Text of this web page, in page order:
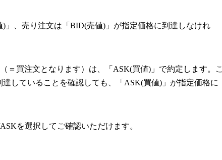
」、売り注文は「BID(売値)」が指定価格に到達しなけれ
＝買注文となります）は、「ASK(買値)」で約定します。こ
していることを確認しても、「ASK(買値)」が指定価格に
を選択してご確認いただけます。